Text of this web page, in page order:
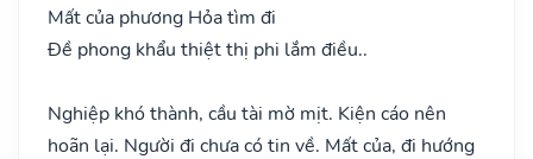
Mất của phương Hỏa tìm đi
Đề phong khẩu thiệt thị phi lắm điều..
Nghiệp khó thành, cầu tài mờ mịt. Kiện cáo nên
hoãn lại. Người đi chưa có tin về. Mất của, đi hướng